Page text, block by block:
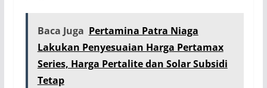
Baca Juga Pertamina Patra Niaga
Lakukan Penyesuaian Harga Pertamax
Series, Harga Pertalite dan Solar Subsidi
Tetap